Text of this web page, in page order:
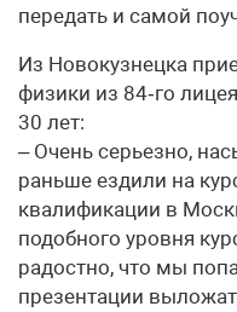
передать и самой
Из Новокузнецка
физики из 84‑го
30 лет:
– Очень серьезно,
раньше ездили на
квалификации в
подобного уровня
радостно, что мы
презентации